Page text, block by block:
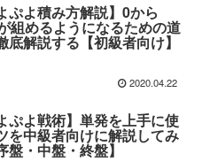
ぷよ積み方解説】0から
組めるようになるための道
底解説する【初級者向け】
2020.04.22
ぷよ戦術】単発を上手に使
を中級者向けに解説してみ
盤・中盤・終盤】